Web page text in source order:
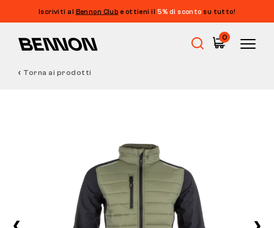
Iscriviti al Bennon Club e ottieni il 5% di sconto su tutto!
0
Torna ai prodotti